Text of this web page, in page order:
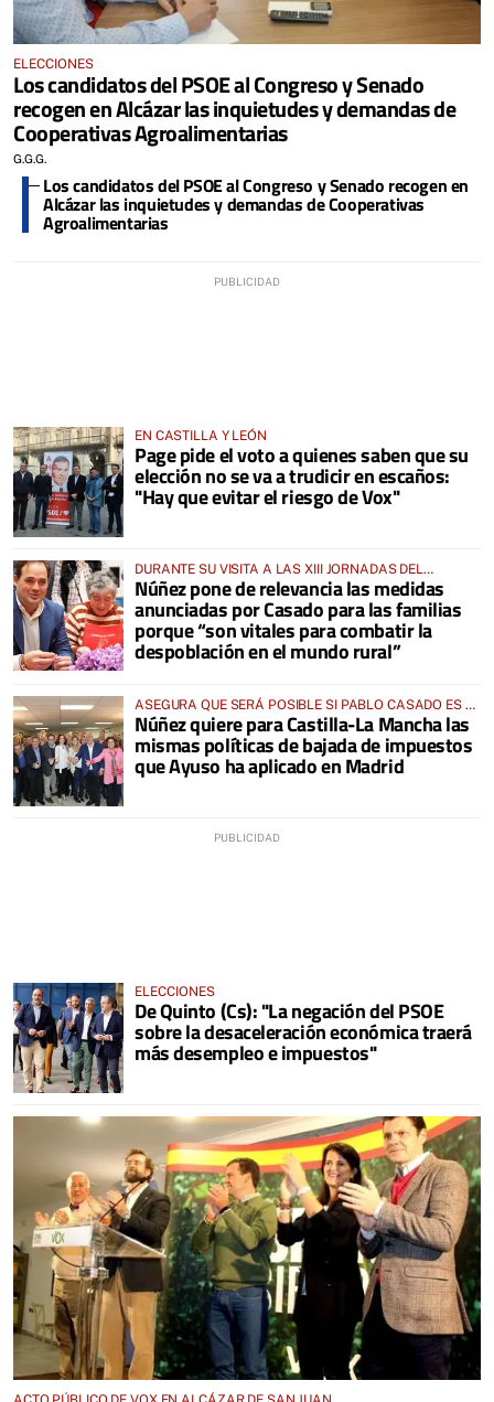
ELECCIONES
Los candidatos del PSOE al Congreso y Senado
recogen en Alcázar las inquietudes y demandas de
Cooperativas Agroalimentarias
G.G.G.
Los candidatos del PSOE al Congreso y Senado recogen en
Alcázar las inquietudes y demandas de Cooperativas
Agroalimentarias
EN CASTILLA Y LEÓN
Page pide el voto a quienes saben que su
elección no se va a trudicir en escaños:
"Hay que evitar el riesgo de Vox"
DURANTE SU VISITA A LAS XIII JORNADAS DEL
AZAFRÁN DE MADRIDEJOS (TOLEDO)
Núñez pone de relevancia las medidas
anunciadas por Casado para las familias
porque “son vitales para combatir la
despoblación en el mundo rural”
ASEGURA QUE SERÁ POSIBLE SI PABLO CASADO ES EL
PRÓXIMO PRESIDENTE DEL GOBIERNO DE ESPAÑA
Núñez quiere para Castilla-La Mancha las
mismas políticas de bajada de impuestos
que Ayuso ha aplicado en Madrid
ELECCIONES
De Quinto (Cs): "La negación del PSOE
sobre la desaceleración económica traerá
más desempleo e impuestos"